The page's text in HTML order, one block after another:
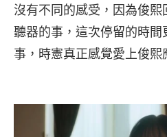
沒有不同的感受，因為俊
聽器的事，這次停留的時
事，時憲真正感覺愛上俊熙